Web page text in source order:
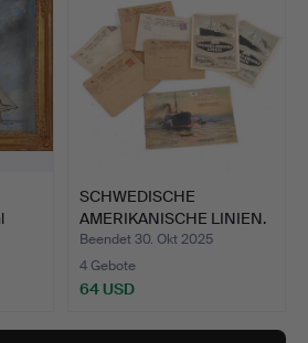
SCHWEDISCHE
AMERIKANISCHE LINIEN.
Briefe, …
Beendet 30. Okt 2025
4 Gebote
64 USD